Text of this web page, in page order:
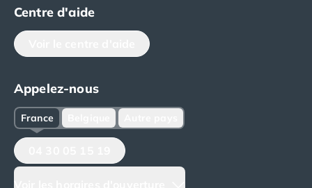
Centre d'aide
Appelez-nous
France